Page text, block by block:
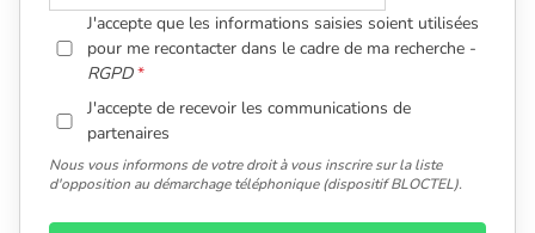
J'accepte que les informations saisies soient utilisées
pour me recontacter dans le cadre de ma recherche -
RGPD
J'accepte de recevoir les communications de
partenaires
Nous vous informons de votre droit à vous inscrire sur la liste
d'opposition au démarchage téléphonique (dispositif BLOCTEL).